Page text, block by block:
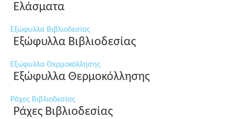
Ελάσματα
Εξώφυλλα Βιβλιοδεσίας
Εξώφυλλα Βιβλιοδεσίας
Εξώφυλλα Θερμοκόλλησης
Εξώφυλλα Θερμοκόλλησης
Ράχες Βιβλιοδεσίας
Ράχες Βιβλιοδεσίας